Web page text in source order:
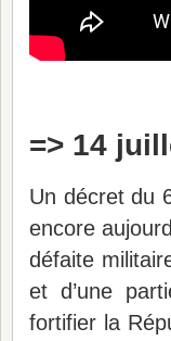
=> 14
Un décret du
encore
défaite
et d’une
fortifier la